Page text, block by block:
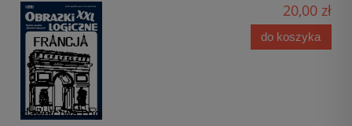
20,00 zł
do koszyka